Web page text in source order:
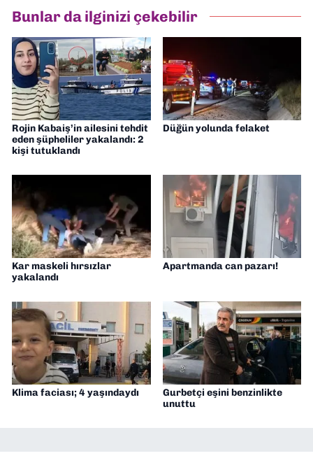
Gazetesi'nde editörlük yapıyorum
Bunlar da ilginizi çekebilir
Rojin Kabaiş’in ailesini tehdit
eden şüpheliler yakalandı: 2
kişi tutuklandı
Düğün yolunda felaket
Kar maskeli hırsızlar
yakalandı
Apartmanda can pazarı!
Klima faciası; 4 yaşındaydı
Gurbetçi eşini benzinlikte
unuttu